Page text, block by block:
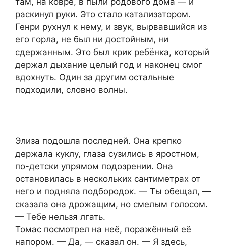
раскинул руки. Это стало катализатором.
Генри рухнул к нему, и звук, вырвавшийся из
его горла, не был ни достойным, ни
сдержанным. Это был крик ребёнка, который
держал дыхание целый год и наконец смог
вдохнуть. Один за другим остальные
подходили, словно волны.
Элиза подошла последней. Она крепко
держала куклу, глаза сузились в яростном,
по-детски упрямом подозрении. Она
остановилась в нескольких сантиметрах от
него и подняла подбородок. — Ты обещал, —
сказала она дрожащим, но смелым голосом.
— Тебе нельзя лгать.
Томас посмотрел на неё, поражённый её
напором. — Да, — сказал он. — Я здесь,